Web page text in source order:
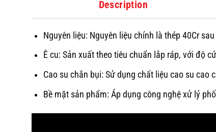
Description
Nguyên liệu: Nguyên liệu chính là thép 40Cr
Ê cu: Sản xuất theo tiêu chuẩn lắp ráp, với độ
Cao su chắn bụi: Sử dụng chất liệu cao su cao
Bề mặt sản phẩm: Áp dụng công nghệ xử lý